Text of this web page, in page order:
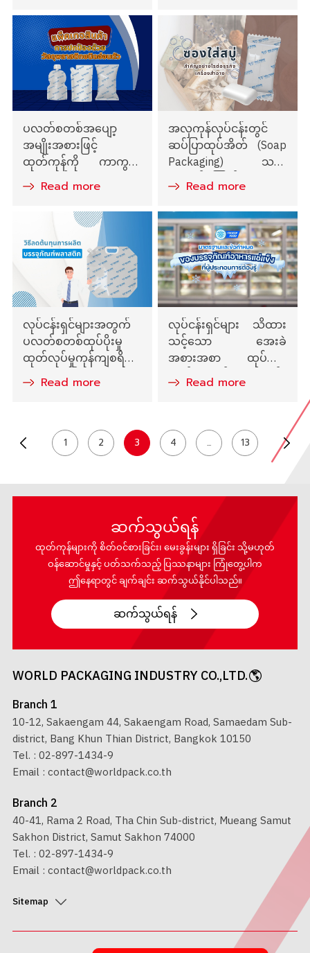
ပလတ်စတစ်အပျော့
အမျိုးအစားဖြင့်
ထုတ်ကုန်ကို ကာကွယ်
သော ထုပ်ပိုးမှု
Read more
အလှကုန်လုပ်ငန်းတွင်
ဆပ်ပြာထုပ်အိတ် (Soap
Packaging) သည်
အဘယ်ကြောင့်
အရေးကြီးသနည်း
Read more
လုပ်ငန်းရှင်များအတွက်
ပလတ်စတစ်ထုပ်ပိုးမှု
ထုတ်လုပ်မှုကုန်ကျစရိတ်
လျှော့ချနည်းများ
Read more
လုပ်ငန်းရှင်များ သိထား
သင့်သော အေးခဲ
အစားအစာ ထုပ်ပိုးမှု
စံနှုန်းများနှင့် စည်းမျဉ်း
များRead more
1 2 3 4 ... 13
ဆက်သွယ်ရန်
ထုတ်ကုန်များကို စိတ်ဝင်စားခြင်း၊ မေးခွန်းများ ရှိခြင်း သို့မဟုတ်
ဝန်ဆောင်မှုနှင့် ပတ်သက်သည့် ပြဿနာများ ကြုံတွေ့ပါက
ဤနေရာတွင် ချက်ချင်း ဆက်သွယ်နိုင်ပါသည်။
ဆက်သွယ်ရန်
WORLD PACKAGING INDUSTRY CO.,LTD.
Branch 1
10-12, Sakaengam 44, Sakaengam Road, Samaedam Sub-
district, Bang Khun Thian District, Bangkok 10150
Tel. : 02-897-1434-9
Email : contact@worldpack.co.th
Branch 2
40-41, Rama 2 Road, Tha Chin Sub-district, Mueang Samut
Sakhon District, Samut Sakhon 74000
Tel. : 02-897-1434-9
Email : contact@worldpack.co.th
Sitemap